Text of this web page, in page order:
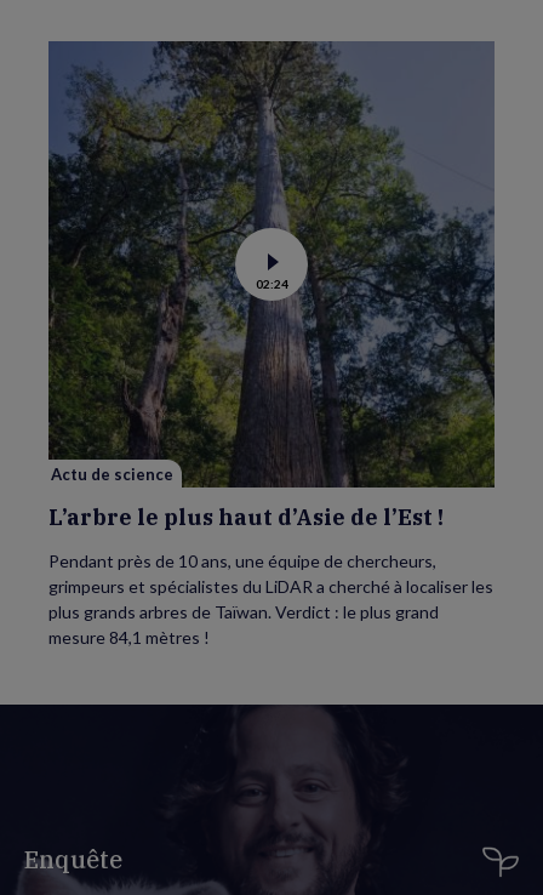
Voir
la
vidéo
de
L’arbre
le
plus
haut
d’Asie
02:24
Actu de science
L’arbre le plus haut d’Asie de l’Est !
Pendant près de 10 ans, une équipe de chercheurs,
grimpeurs et spécialistes du LiDAR a cherché à localiser les
plus grands arbres de Taïwan. Verdict : le plus grand
mesure 84,1 mètres !
Enquête